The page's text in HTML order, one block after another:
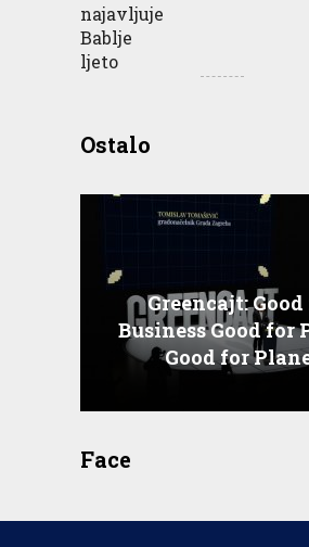
Ostalo
Greencajt:
Business Good for
Good for
Face